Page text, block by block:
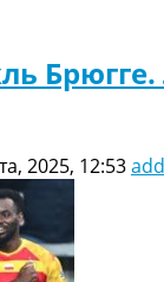
2025, 12:53